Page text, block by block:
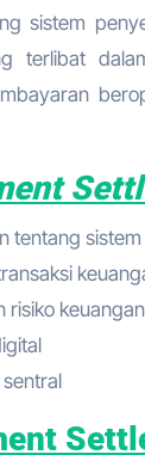
sistem
terlibat
tentang
risiko keuangan